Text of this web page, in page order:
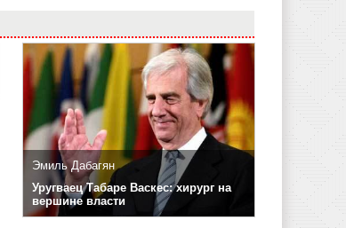
Эмиль Дабагян
Уругваец Табаре Васкес: хирург на
вершине власти